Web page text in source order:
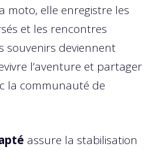
moto, elle enregistre les
et les rencontres
souvenirs deviennent
l’aventure et partager
la communauté de
assure la stabilisation